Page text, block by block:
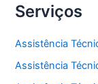
Serviços
Assistência
Assistência